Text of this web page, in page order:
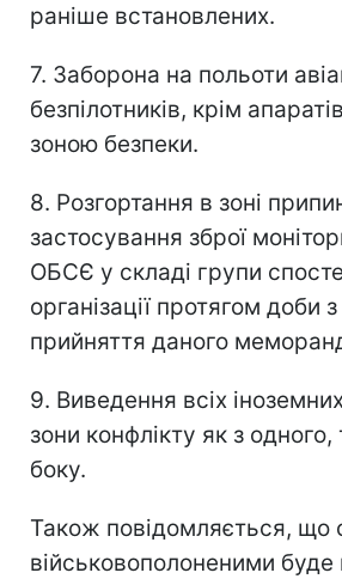
раніше встановлених.
7. Заборона на польоти
безпілотників, крім
зоною безпеки.
8. Розгортання в зоні
застосування зброї
ОБСЄ у складі групи
організації протягом доби
прийняття даного
9. Виведення всіх
зони конфлікту як з одного,
боку.
Також повідомляється, що
військовополоненими